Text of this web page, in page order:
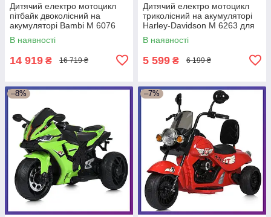
Дитячий електро мотоцикл
пітбайк двоколісний на
акумуляторі Bambi M 6076
для дітей 3-8 років Червоний
В наявності
14 919 ₴ 16 719 ₴
Дитячий електро мотоцикл
триколісний на акумуляторі
Harley-Davidson M 6263 для
дітей 3-8 років Білий
В наявності
5 599 ₴ 6 199 ₴
–8% –7%